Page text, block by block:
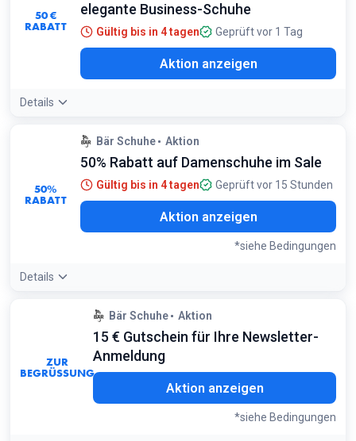
50 €
RABATT
elegante Business-Schuhe
Gültig bis in 4 tagen Geprüft vor 1 Tag
Aktion anzeigen
Details
50%
RABATT
Bär Schuhe Aktion
50% Rabatt auf Damenschuhe im Sale
Gültig bis in 4 tagen Geprüft vor 15 Stunden
Aktion anzeigen
*siehe Bedingungen
Details
Angebotsdetails:Viele Modelle sind speziell für Hallux
valgus optimiert – filtern Sie im Sale nach 'Hallux valgus
geeignet' für besten Komfort zum kleinen Preis
Nur auf markierte Sale-Artikel für Damen. Nur solange der
ZUR
BEGRÜSSUNG
Bär Schuhe Aktion
15 € Gutschein für Ihre Newsletter-
Anmeldung
Aktion anzeigen
*siehe Bedingungen